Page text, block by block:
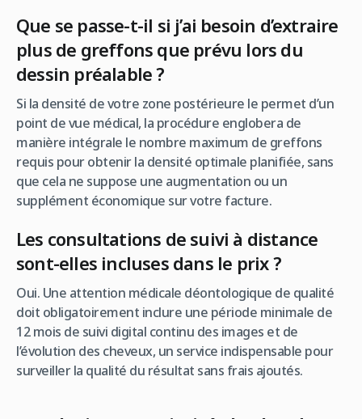
Que se passe-t-il si j’ai besoin d’extraire
plus de greffons que prévu lors du
dessin préalable ?
Si la densité de votre zone postérieure le permet d’un
point de vue médical, la procédure englobera de
manière intégrale le nombre maximum de greffons
requis pour obtenir la densité optimale planifiée, sans
que cela ne suppose une augmentation ou un
supplément économique sur votre facture.
Les consultations de suivi à distance
sont-elles incluses dans le prix ?
Oui. Une attention médicale déontologique de qualité
doit obligatoirement inclure une période minimale de
12 mois de suivi digital continu des images et de
l’évolution des cheveux, un service indispensable pour
surveiller la qualité du résultat sans frais ajoutés.